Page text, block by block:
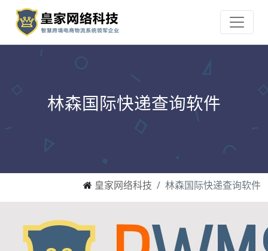
林森国际快递查询软件
皇家网络科技 林森国际快递查询软件